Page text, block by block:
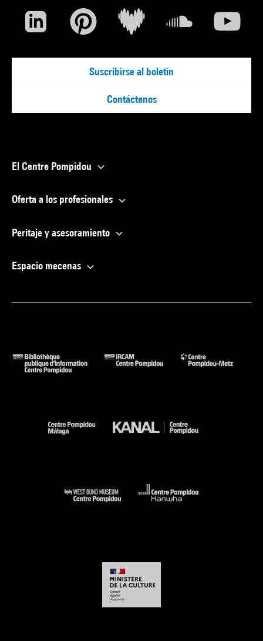
Suscribirse al boletín
Contáctenos
El Centre Pompidou
Oferta a los profesionales
Peritaje y asesoramiento
Espacio mecenas